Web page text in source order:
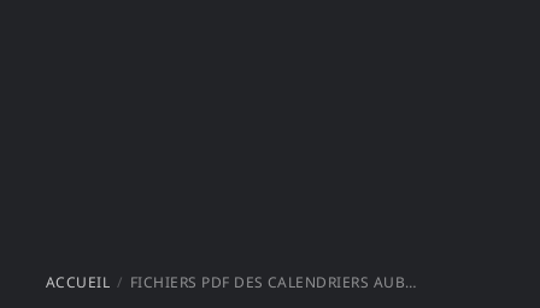
ACCUEIL FICHIERS PDF DES CALENDRIERS AUBADE 2009, 2010, 2011 ET 2012